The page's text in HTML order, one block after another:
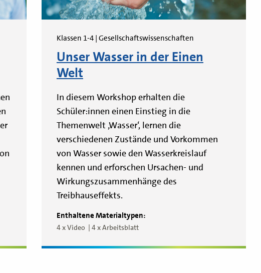
Klassen 1-4 | Gesellschaftswissenschaften
Unser Wasser in der Einen
Welt
In diesem Workshop erhalten die
Schüler:innen einen Einstieg in die
Themenwelt ‚Wasser‘, lernen die
verschiedenen Zustände und Vorkommen
von Wasser sowie den Wasserkreislauf
kennen und erforschen Ursachen- und
Wirkungszusammenhänge des
Treibhauseffekts.
Enthaltene Materialtypen:
4 x Video 4 x Arbeitsblatt